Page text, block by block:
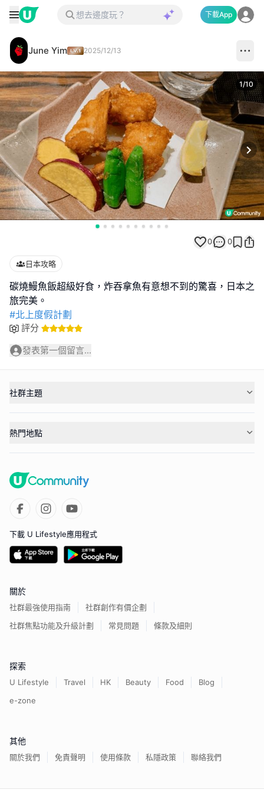
下載App
June Yim 2025/12/13
1/10
0 0
日本攻略
碳燒鰻魚飯超級好食，炸吞拿魚有意想不到的驚喜，日本之
#北上度假計劃
評分
發表第一個留言...
社群主題
熱門地點
下載 U Lifestyle應用程式
關於
社群最強使用指南
社群創作有價企劃
社群焦點功能及升級計劃
常見問題 條款及細則
探索
U Lifestyle Travel HK Beauty Food
Blog
e-zone
其他
關於我們 免責聲明 使用條款 私隱政策 聯絡我們